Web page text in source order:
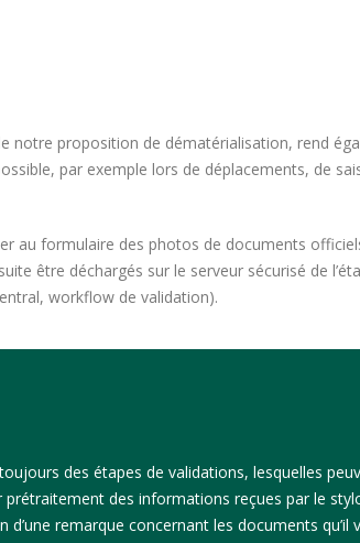
notre proposition de dématérialisation, rend
par exemple lors de déplacements, de
au formulaire des photos de documents
être déchargés sur le serveur sécurisé de
workflow de validation).
des étapes de validations, lesquelles
des informations reçues par le
remarque concernant les documents qu’il